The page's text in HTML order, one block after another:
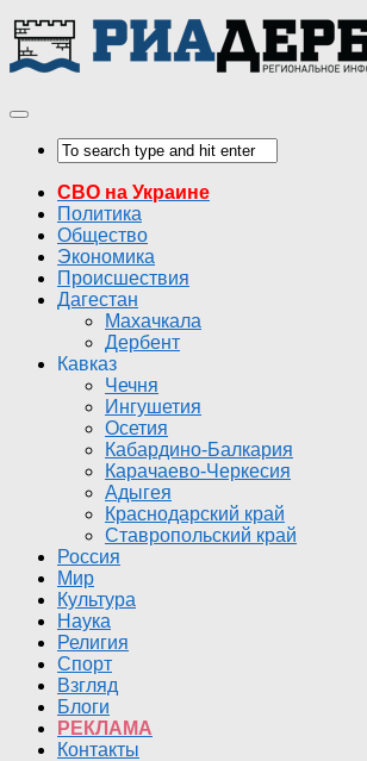
СВО на Украине
Политика
Общество
Экономика
Происшествия
Дагестан
Махачкала
Дербент
Кавказ
Чечня
Ингушетия
Осетия
Кабардино-Балкария
Карачаево-Черкесия
Адыгея
Краснодарский край
Ставропольский край
Россия
Мир
Культура
Наука
Религия
Спорт
Взгляд
Блоги
РЕКЛАМА
Контакты